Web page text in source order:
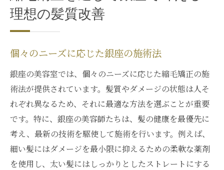
理想の髪質改善
個々のニーズに応じた銀座の施術法
銀座の美容室では、個々のニーズに応じた縮毛矯正の施
術法が提供されています。髪質やダメージの状態は人そ
れぞれ異なるため、それに最適な方法を選ぶことが重要
です。特に、銀座の美容師たちは、髪の健康を最優先に
考え、最新の技術を駆使して施術を行います。例えば、
細い髪にはダメージを最小限に抑えるための柔軟な薬剤
を使用し、太い髪にはしっかりとしたストレートにする